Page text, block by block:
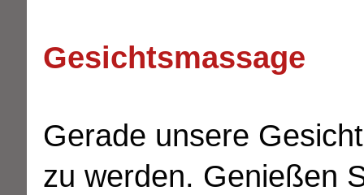
Gesichtsmassage
Gerade unsere
zu werden. Genießen